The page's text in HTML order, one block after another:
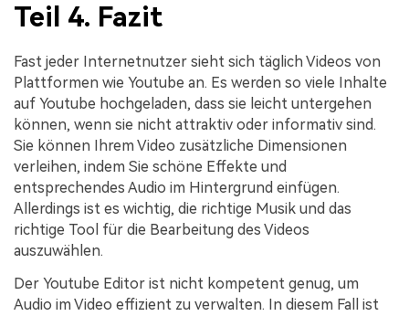
Teil 4. Fazit
Fast jeder Internetnutzer sieht sich täglich Videos von
Plattformen wie Youtube an. Es werden so viele Inhalte
auf Youtube hochgeladen, dass sie leicht untergehen
können, wenn sie nicht attraktiv oder informativ sind.
Sie können Ihrem Video zusätzliche Dimensionen
verleihen, indem Sie schöne Effekte und
entsprechendes Audio im Hintergrund einfügen.
Allerdings ist es wichtig, die richtige Musik und das
richtige Tool für die Bearbeitung des Videos
auszuwählen.
Der Youtube Editor ist nicht kompetent genug, um
Audio im Video effizient zu verwalten. In diesem Fall ist